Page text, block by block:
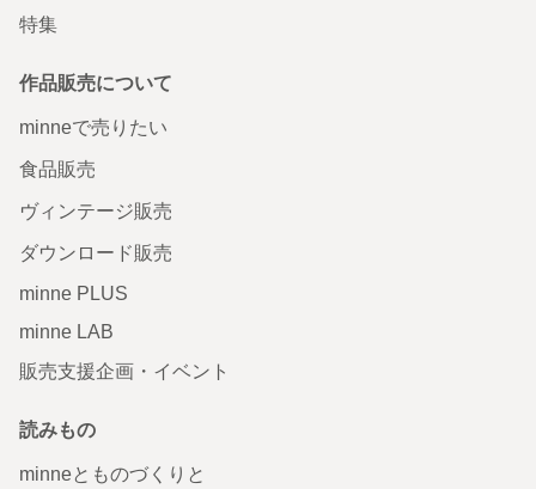
特集
作品販売について
minneで売りたい
食品販売
ヴィンテージ販売
ダウンロード販売
minne PLUS
minne LAB
販売支援企画・イベント
読みもの
minneとものづくりと